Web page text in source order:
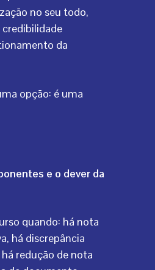
no seu todo,
credibilidade
da
opção: é uma
e o dever da
quando: há nota
há discrepância
redução de nota